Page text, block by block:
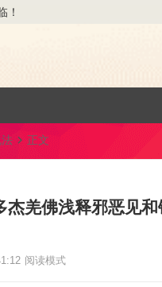
！
正文
杰羌佛浅释邪恶见和
阅读模式